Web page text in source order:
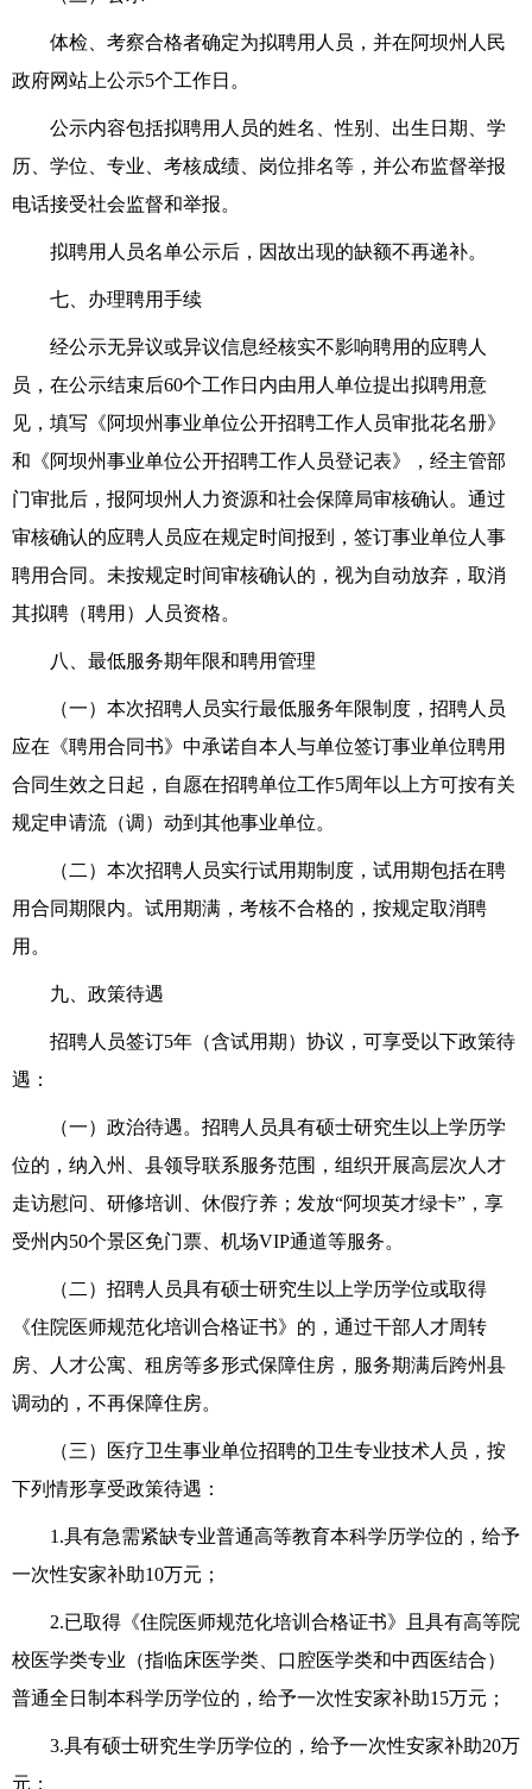
体检、考察合格者确定为拟聘用人员，并在阿坝州人民
政府网站 上公示5个工作日。
公示内容包括拟聘用人员的姓名、性别、 出生日期
学
历、学位、专业
考核成绩、 岗位排名等，并公布监督举报
电话接受社会监督和举报。
拟聘用 人员名单公示后，因故出现的缺额不再递补。
七、办理聘用手续
经公示无异议或异议信息经核实不影响聘用的应聘人
员， 在公示结束后60个工作日内由用人单位提出拟聘用意
见，填写《阿坝州事业单位公开招聘工作人员审批花名册》
和《阿坝州事业单位公开招聘工作人员登记表》，经主管部
门审批后，报阿坝州人力资源和社会保障局审核确认。 通过
审核确认的应聘人员应在规定时间报到，签订事业单位人事
聘用合同。未按规定时间审核确认的，视为自动放弃，取消
其拟聘（聘用）人员资格。
八、最低服务期年限和聘用管理
（一）本次招聘人员实行最低服务年限制度，招聘人员
应在《聘用合同书》中承诺自本人与单位签订事业单位聘用
合同生效之日起，自愿在招聘单位工作5周年以上方可按有关
规定申请流（调）动到其他事业单位。
（二）本次招聘人员实行试用期制度，试用期包括在聘
用合同期限内。 试用期满，考核不合格的，按规定取消聘
用。
九、政策待遇
招聘人员签订5年（含试用期）协议，可享受以下政策待
遇：
（一）政治待遇。招聘人员具有硕士研究生以上学历学
位的， 纳入州、县领导联系服务范围，组织开展高层次人才
走访慰问、研修培训、休假疗养；发放“阿坝英才绿卡”，享
受州内50个景区免门票、机场VIP通道等服务。
（二）招聘人员具有硕士研究生以上学历学位或取得
《住院医师规范化培训合格证书》的，通过干部人才周转
房、人才公寓、租房等多形式保障住房，服务期满后跨州县
调动的，不再保障住房。
（三） 医疗卫生事业单位招聘的卫生专业技术人员， 按
下列情形享受政策待遇：
1.具有急需紧缺专业普通高等教育本科学历学位的，给予
一次性安家补助10万元；
2.已取得《住院医师规范化培训合格证书》且具有高等院
校医学类专业（指临床医学类、口腔医学类和中西医结合）
普通全日制本科学历学位的，给予一次性安家补助15万元；
3.具有硕士研究生学历学位的，给予一次性安家补助20万
元；